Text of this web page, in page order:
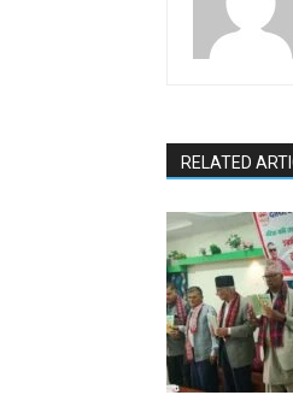
RELATED